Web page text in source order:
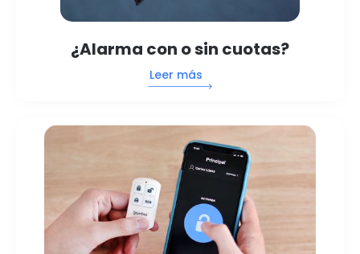
¿Alarma con o sin cuotas?
Leer más